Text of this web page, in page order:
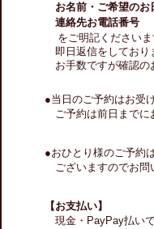
お名前・ご希望のお
連絡先お電話番号
をご明記ください
即日返信をしており
お手数ですが確認の
●当日のご予約はお受
ご予約は前日までに
●おひとり様のご予約
ございますのでお問
【お支払い】
現金・PayPay払い